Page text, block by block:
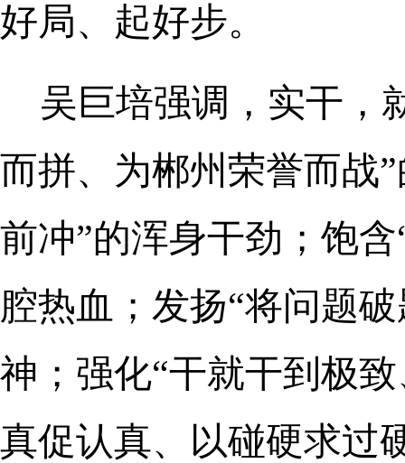
好局、起好步。
吴巨培强调，实干，
而拼、为郴州荣誉而战
前冲”的浑身干劲；饱
腔热血；发扬“将问题
神；强化“干就干到极
真促认真、以碰硬求过